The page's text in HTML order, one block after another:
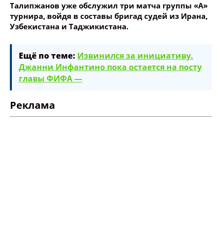
Ваше имя
Опубликовать контент
Талипжанов уже обслужил три матча группы «А»
турнира, войдя в составы бригад судей из Ирана,
Узбекистана и Таджикистана.
Ещё по теме: Извинился за инициативу.
Джанни Инфантино пока остается на посту
главы ФИФА —
Реклама